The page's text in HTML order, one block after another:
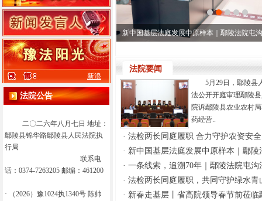
新浪
法院公告
行股份有限公司鄢陵县支行与潘
俊杰金融借款合同纠纷一案，依
照《中华人民共和国民事诉讼
法》第九十五条之规定，现依法
向你（们）公告送达（2026）豫1
024执恢90号之一执行裁定书，自
公告之日起30日内向本院领取上
述文书，逾期即视为送达。
特此公告
二〇二六年八月七日 地址：
鄢陵县锦华路鄢陵县人民法院执
行局
联系电
话：0374-7263205 邮编：461200
· （2026）豫1024执1340号 陈帅
新中国基层法庭发展中原样本｜鄢陵法院屯
法院要闻
5月29日，鄢陵县
法公开开庭审理鄢陵
院诉鄢陵县农业农村
药经营..
· 法检两长同庭履职 合力守护农资安全
· 新中国基层法庭发展中原样本｜鄢陵
· 一条线索，追溯70年｜鄢陵法院屯沟
· 法检两长同庭履职，共同守护绿水青
· 新春走基层丨省高院领导春节前莅临